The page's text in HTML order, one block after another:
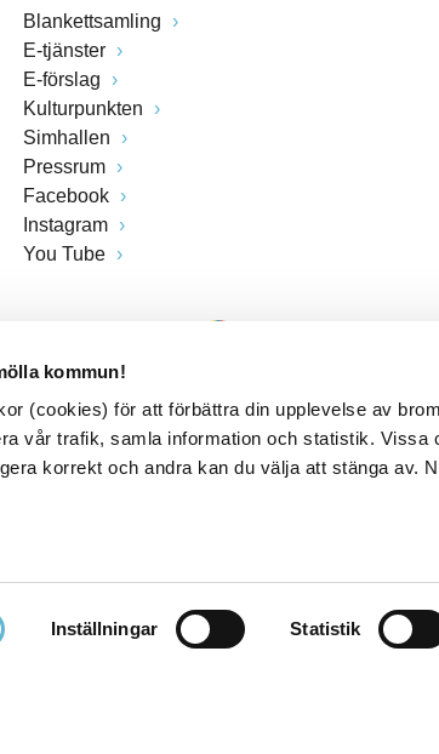
kommun!
(cookies) för att förbättra din upplevelse av
vår trafik, samla information och statistik. Vissa
korrekt och andra kan du välja att stänga av.
Inställningar Statistik
Blankettsamling
E-tjänster
E-förslag
Kulturpunkten
Simhallen
Pressrum
Facebook
Instagram
You Tube